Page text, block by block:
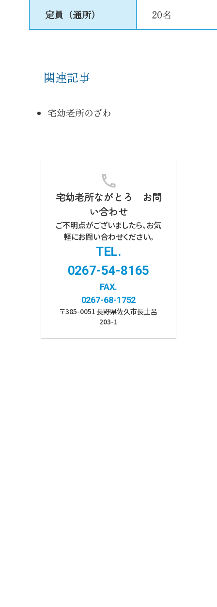
定員（通所） 20名
関連記事
宅幼老所のざわ
宅幼老所ながとろ お問
い合わせ
ご不明点がございましたら、お気
軽にお問い合わせください。
TEL.
0267-54-8165
FAX.
0267-68-1752
〒385-0051長野県佐久市長土呂
203-1